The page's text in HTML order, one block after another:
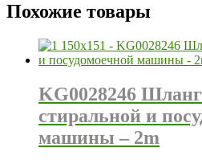
Похожие товары
KG0028246
стиральной и
машины – 2m